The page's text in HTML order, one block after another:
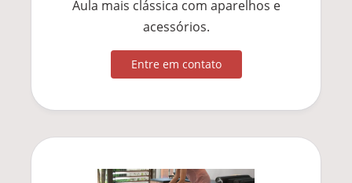
Aula mais clássica com aparelhos e
acessórios.
Entre em contato